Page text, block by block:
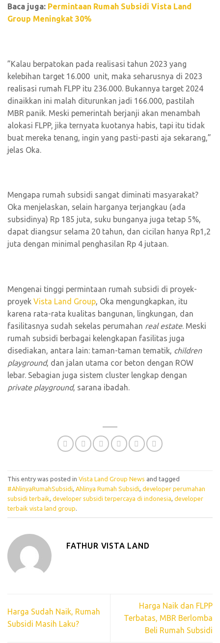
Baca juga: Permintaan Rumah Subsidi Vista Land
Group Meningkat 30%
”Kalau berpatokan pada realisasi tahun 2023 yang
kelebihan target 16.000 unit, maka seharusnya di 2023
realisasi rumah FLPP itu 236.000. Bukannya target 2024
dinaikkan ini malah diturunkan jadi 166.000, pastilah
MBR panik. Meski pemerintah berjanji akan menambah
alokasi FLPP, jika ternyata kuotanya habis, tapi itu tidak
buat mereka tenang, ingin yang pasti-pasti aja sekarang,”
jelas Oka.
Mengapa rumah subsidi sangat diminati masyarakat?
Oka menjelaskan, selain harganya terjangkau (ada
subsidinya) Rp 185 juta, suku bunganya juga tetap 5%,
dapat diangsur selama 20 tahun, dan cicilan hanya Rp1,2
juta dengan minimal penghasilan Rp 4 jutaan.
Mengenai tinggi permintaan rumah subsidi di proyek-
proyek Vista Land Group, Oka mengungkapkan, itu
karena rata-rata kualitas bangunan, lingkungan, dan
fasilitasnya sudah sekelas perumahan real estate. Meski
rumah subsidi berbagai kelengkapan fasilitas juga
disediakan, antara lain: taman-taman tematik, children
playground, dan jalan utama cor beton dengan ROW
lebar. Sebagian juga sistem cluster lengkap dengan
private playground, sarana ibadah.
This entry was posted in Vista Land Group News and tagged
#AhlinyaRumahSubsidi, Ahlinya Rumah Subsidi, developer perumahan
subsidi terbaik, developer subsidi terpercaya di indonesia, developer
terbaik vista land group.
FATHUR VISTA LAND
Harga Sudah Naik, Rumah
Subsidi Masih Laku?
Harga Naik dan FLPP
Terbatas, MBR Berlomba
Beli Rumah Subsidi